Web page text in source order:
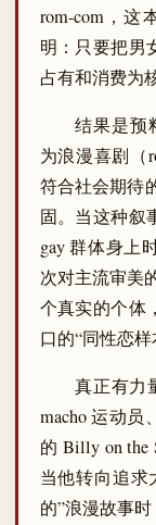
rom-com，这
明：只要把男
占有和消费为
结果是预
为浪漫喜剧（
符合社会期待
固。当这种叙
gay 群体身上
次对主流审美
个真实的个体
口的“同性恋样
真正有力
macho 运动员
的 Billy on the
当他转向追求
的”浪漫故事